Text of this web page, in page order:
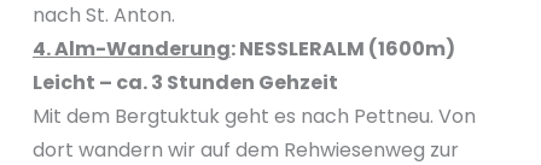
nach St. Anton.
4. Alm-Wanderung:NESSLERALM (1600m)
Leicht – ca. 3 Stunden Gehzeit
Mit dem Bergtuktuk geht es nach Pettneu. Von
dort wandern wir auf dem Rehwiesenweg zur